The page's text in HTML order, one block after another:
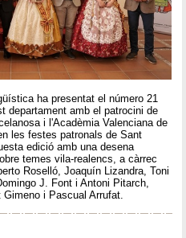
ha presentat el número 21
departament amb el patrocini de
i l'Acadèmia Valenciana de
les festes patronals de Sant
edició amb una desena
temes vila-realencs, a càrrec
Roselló, Joaquín Lizandra, Toni
J. Font i Antoni Pitarch,
i Pascual Arrufat.